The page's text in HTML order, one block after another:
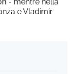
e Vladimir